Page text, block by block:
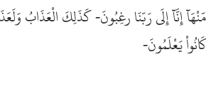
مّنْهَآ إِنَّآ إِلَى رَبّنَا رغِبُونَ- كَذَلِكَ الْعَذَابُ
كَانُواْ يَعْلَمُونَ-